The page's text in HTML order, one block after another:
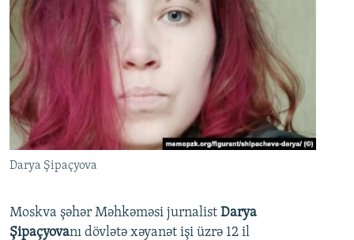
Darya Şipaçyova
Moskva şəhər Məhkəməsi jurnalist Darya
Şipaçyovanı dövlətə xəyanət işi üzrə 12 il